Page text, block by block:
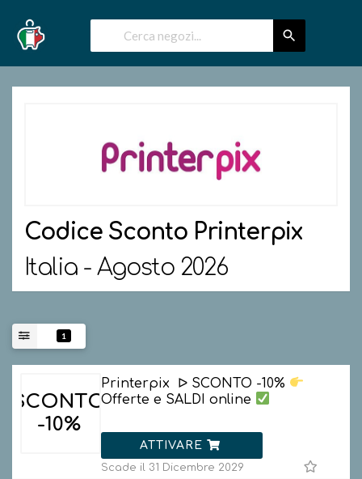
Codice Sconto Printerpix
Italia - Agosto 2026
1
SCONTO
-10%
Printerpix ᐅ SCONTO -10%
Offerte e SALDI online
ATTIVARE
Scade il 31 Dicembre 2029